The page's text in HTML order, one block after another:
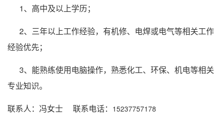
1、高中及以上学历；
2、三年以上工作经验，有机修、电焊或电气等相关工作
经验优先；
3、能熟练使用电脑操作，熟悉化工、环保、机电等相关
专业知识。
联系人：冯女士 联系电话： 15237757178